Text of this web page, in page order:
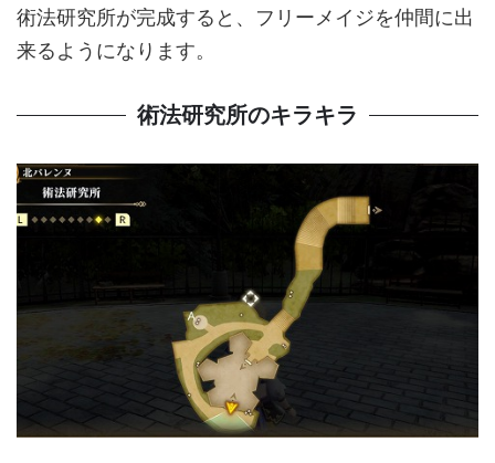
術法研究所が完成すると、フリーメイジを仲間に出
来るようになります。
術法研究所のキラキラ